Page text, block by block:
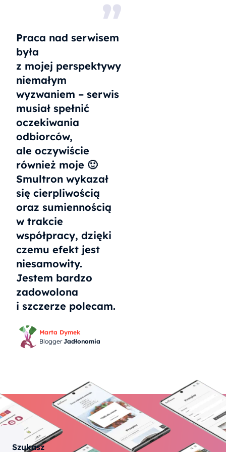
Praca nad serwisem
była
z mojej perspektywy
niemałym
wyzwaniem – serwis
musiał spełnić
oczekiwania
odbiorców,
ale oczywiście
również moje 🙂
Smultron wykazał
się cierpliwością
oraz sumiennością
w trakcie
współpracy, dzięki
czemu efekt jest
niesamowity.
Jestem bardzo
zadowolona
i szczerze polecam.
Marta Dymek
BloggerJadłonomia
Szukasz